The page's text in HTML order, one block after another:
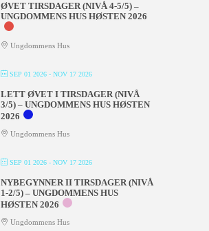
ØVET TIRSDAGER (NIVÅ 4-5/5) –
UNGDOMMENS HUS HØSTEN 2026
Ungdommens Hus
SEP 01 2026 - NOV 17 2026
LETT ØVET I TIRSDAGER (NIVÅ
3/5) – UNGDOMMENS HUS HØSTEN
2026
Ungdommens Hus
SEP 01 2026 - NOV 17 2026
NYBEGYNNER II TIRSDAGER (NIVÅ
1-2/5) – UNGDOMMENS HUS
HØSTEN 2026
Ungdommens Hus